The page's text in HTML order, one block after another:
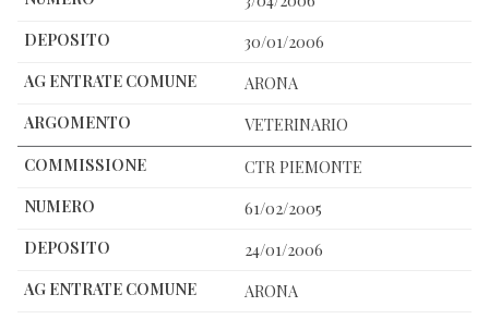
30/01/2006
ARONA
VETERINARIO
CTR PIEMONTE
61/02/2005
24/01/2006
ARONA